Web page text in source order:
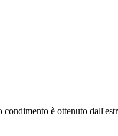
è ottenuto